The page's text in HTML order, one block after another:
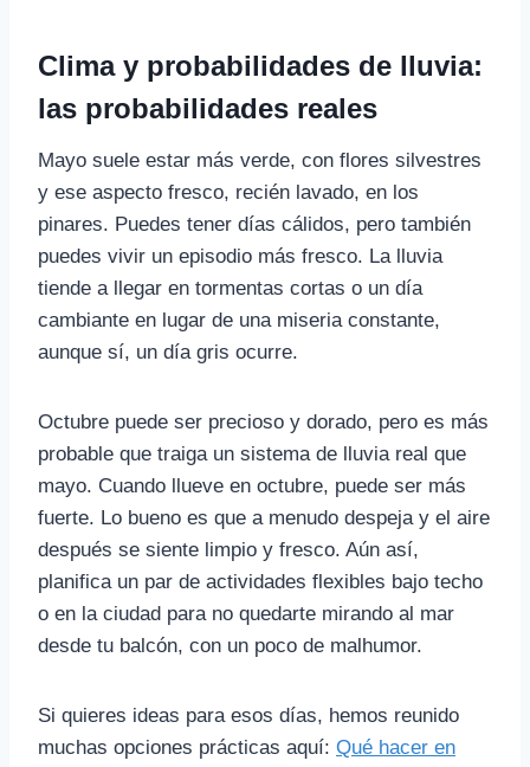
Clima y probabilidades de lluvia:
las probabilidades reales
Mayo suele estar más verde, con flores silvestres
y ese aspecto fresco, recién lavado, en los
pinares. Puedes tener días cálidos, pero también
puedes vivir un episodio más fresco. La lluvia
tiende a llegar en tormentas cortas o un día
cambiante en lugar de una miseria constante,
aunque sí, un día gris ocurre.
Octubre puede ser precioso y dorado, pero es más
probable que traiga un sistema de lluvia real que
mayo. Cuando llueve en octubre, puede ser más
fuerte. Lo bueno es que a menudo despeja y el aire
después se siente limpio y fresco. Aún así,
planifica un par de actividades flexibles bajo techo
o en la ciudad para no quedarte mirando al mar
desde tu balcón, con un poco de malhumor.
Si quieres ideas para esos días, hemos reunido
muchas opciones prácticas aquí: Qué hacer en